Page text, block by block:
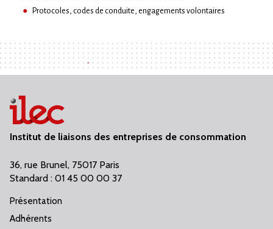
Protocoles, codes de conduite, engagements volontaires
Institut de liaisons des entreprises de consommation
36, rue Brunel, 75017 Paris
Standard : 01 45 00 00 37
Présentation
Adhérents